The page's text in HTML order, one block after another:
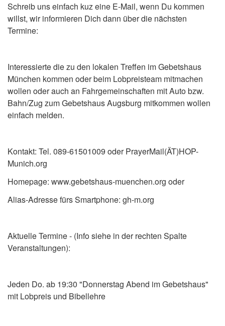
Schreib uns einfach kuz eine E-Mail, wenn Du kommen
willst, wir informieren Dich dann über die nächsten
Termine:
Interessierte die zu den lokalen Treffen im Gebetshaus
München kommen oder beim Lobpreisteam mitmachen
wollen oder auch an Fahrgemeinschaften mit Auto bzw.
Bahn/Zug zum Gebetshaus Augsburg mitkommen wollen
einfach melden.
Kontakt: Tel. 089-61501009 oder PrayerMail(ÄT)HOP-
Munich.org
Homepage: www.gebetshaus-muenchen.org oder
Alias-Adresse fürs Smartphone: gh-m.org
Aktuelle Termine - (Info siehe in der rechten Spalte
Veranstaltungen):
Jeden Do. ab 19:30 "Donnerstag Abend im Gebetshaus"
mit Lobpreis und Bibellehre